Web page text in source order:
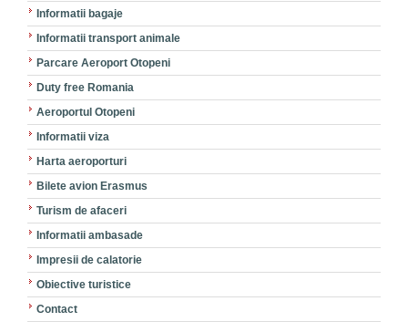
Informatii bagaje
Informatii transport animale
Parcare Aeroport Otopeni
Duty free Romania
Aeroportul Otopeni
Informatii viza
Harta aeroporturi
Bilete avion Erasmus
Turism de afaceri
Informatii ambasade
Impresii de calatorie
Obiective turistice
Contact